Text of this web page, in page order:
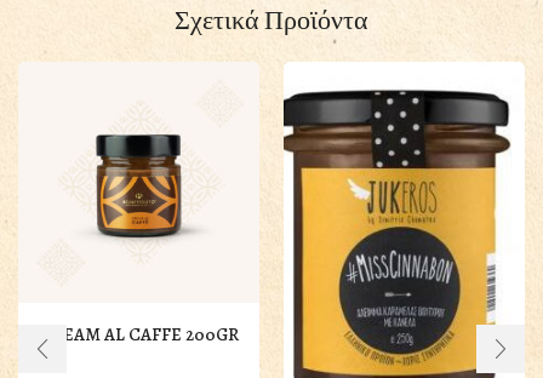
Σχετικά Προϊόντα
CREAM AL CAFFE 200GR